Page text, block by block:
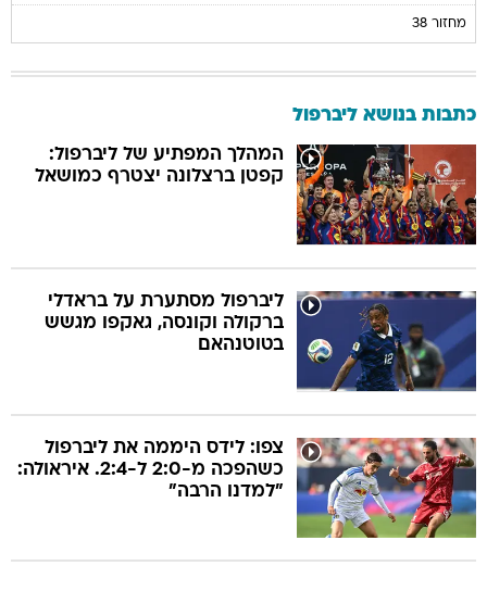
מחזור 38
כתבות בנושא ליברפול
המהלך המפתיע של ליברפול:
קפטן ברצלונה יצטרף כמושאל
ליברפול מסתערת על בראדלי
ברקולה וקונסה, גאקפו מגשש
בטוטנהאם
צפו: לידס היממה את ליברפול
כשהפכה מ-2:0 ל-2:4. איראולה:
"למדנו הרבה"